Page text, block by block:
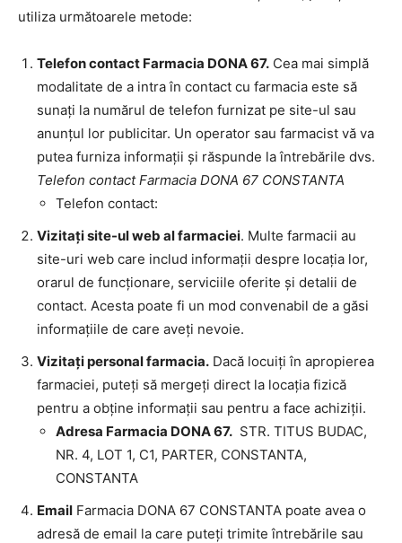
utiliza următoarele metode:
Telefon contact Farmacia DONA 67. Cea mai simplă
modalitate de a intra în contact cu farmacia este să
sunați la numărul de telefon furnizat pe site-ul sau
anunțul lor publicitar. Un operator sau farmacist vă va
putea furniza informații și răspunde la întrebările dvs.
Telefon contact Farmacia DONA 67 CONSTANTA
Telefon contact:
Vizitați site-ul web al farmaciei. Multe farmacii au
site-uri web care includ informații despre locația lor,
orarul de funcționare, serviciile oferite și detalii de
contact. Acesta poate fi un mod convenabil de a găsi
informațiile de care aveți nevoie.
Vizitați personal farmacia. Dacă locuiți în apropierea
farmaciei, puteți să mergeți direct la locația fizică
pentru a obține informații sau pentru a face achiziții.
Adresa Farmacia DONA 67. STR. TITUS BUDAC,
NR. 4, LOT 1, C1, PARTER, CONSTANTA,
CONSTANTA
Email Farmacia DONA 67 CONSTANTA poate avea o
adresă de email la care puteți trimite întrebările sau